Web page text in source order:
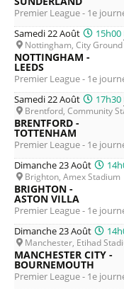
profitez des
anglais. Pour cela,
comparateur avant
pour les billets de
première division de
Premier League - 1e
Samedi 22 Août 15h00
Nottingham, City Ground
NOTTINGHAM -
LEEDS
Premier League - 1e
Samedi 22 Août 17h30
Brentford, Community
BRENTFORD -
TOTTENHAM
Premier League - 1e
Dimanche 23 Août
Brighton, Amex Stadium
BRIGHTON -
ASTON VILLA
Premier League - 1e
Dimanche 23 Août
Manchester, Etihad
MANCHESTER CITY -
BOURNEMOUTH
Premier League - 1e